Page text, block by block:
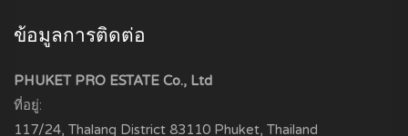
ข้อมูลการติดต่อ
PHUKET PRO ESTATE Co., Ltd
ที่อยู่:
117/24, Thalang District 83110 Phuket, Thailand